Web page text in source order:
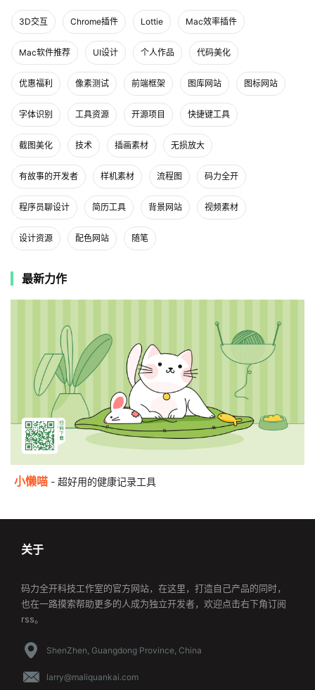
3D交互 Chrome插件 Lottie Mac效率插件
Mac软件推荐 UI设计 个人作品 代码美化
优惠福利 像素测试 前端框架 图库网站 图标网站
字体识别 工具资源 开源项目 快捷键工具
截图美化 技术 插画素材 无损放大
有故事的开发者 样机素材 流程图 码力全开
程序员聊设计 简历工具 背景网站 视频素材
设计资源 配色网站 随笔
最新力作
小懒喵 - 超好用的健康记录工具
关于
码力全开科技工作室的官方网站，在这里，打造自己产品的同时，
也在一路摸索帮助更多的人成为独立开发者，欢迎点击右下角订阅
rss。
ShenZhen, Guangdong Province, China
larry@maliquankai.com